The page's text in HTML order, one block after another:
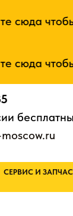
СЕРВИС И